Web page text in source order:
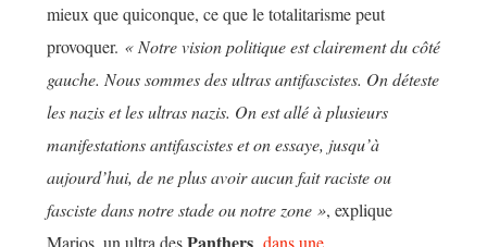
mieux que quiconque, ce que le totalitarisme peut
provoquer. « Notre vision politique est clairement du côté
gauche. Nous sommes des ultras antifascistes. On déteste
les nazis et les ultras nazis. On est allé à plusieurs
manifestations antifascistes et on essaye, jusqu’à
aujourd’hui, de ne plus avoir aucun fait raciste ou
fasciste dans notre stade ou notre zone », explique
Marios, un ultra des
, dans une